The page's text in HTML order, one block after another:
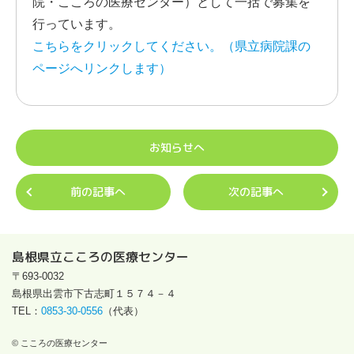
行っています。
こちらをクリックしてください。（県立病院課の
ページへリンクします）
前の記事へ
お知らせへ
次の記事へ
島根県立こころの医療センター
〒693-0032
島根県出雲市下古志町１５７４－４
TEL： 0853-30-0556 （代表）
© こころの医療センター